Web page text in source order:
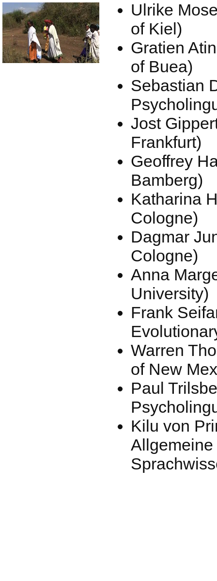
Ulrike
of Kiel)
Gratien
of Buea)
Sebastian
Jost
Frankfurt)
Geoffrey
Bamberg)
Katharina
Cologne)
Dagmar
Cologne)
Anna
University)
Frank
Warren
of New
Paul
Kilu von
Allgemeine